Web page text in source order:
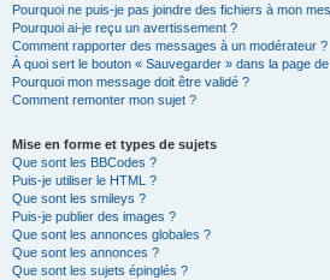
Pourquoi ne puis-je pas joindre des fichiers à mon
Pourquoi ai-je reçu un avertissement ?
Comment rapporter des messages à un modérateur ?
À quoi sert le bouton « Sauvegarder » dans la page
Pourquoi mon message doit être validé ?
Comment remonter mon sujet ?
Mise en forme et types de sujets
Que sont les BBCodes ?
Puis-je utiliser le HTML ?
Que sont les smileys ?
Puis-je publier des images ?
Que sont les annonces globales ?
Que sont les annonces ?
Que sont les sujets épinglés ?